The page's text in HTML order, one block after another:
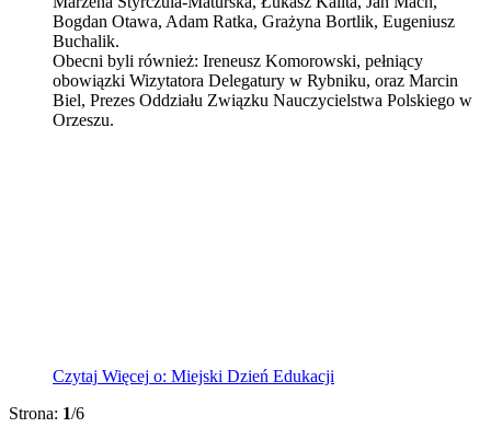
Bogdan Otawa, Adam Ratka, Grażyna Bortlik, Eugeniusz
Buchalik.
Obecni byli również: Ireneusz Komorowski, pełniący
obowiązki Wizytatora Delegatury w Rybniku, oraz Marcin
Biel, Prezes Oddziału Związku Nauczycielstwa Polskiego w
Orzeszu.
Czytaj Więcej o: Miejski Dzień Edukacji
Strona: 1/6